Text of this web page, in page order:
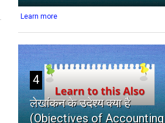
Learn more
4
लेखांकन के उदेश्य क्या है
(Objectives of Accounting